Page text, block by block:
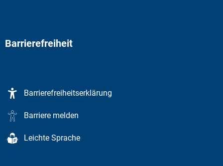
Barrierefreiheit
Barrierefreiheitserklärung
Barriere melden
Leichte Sprache